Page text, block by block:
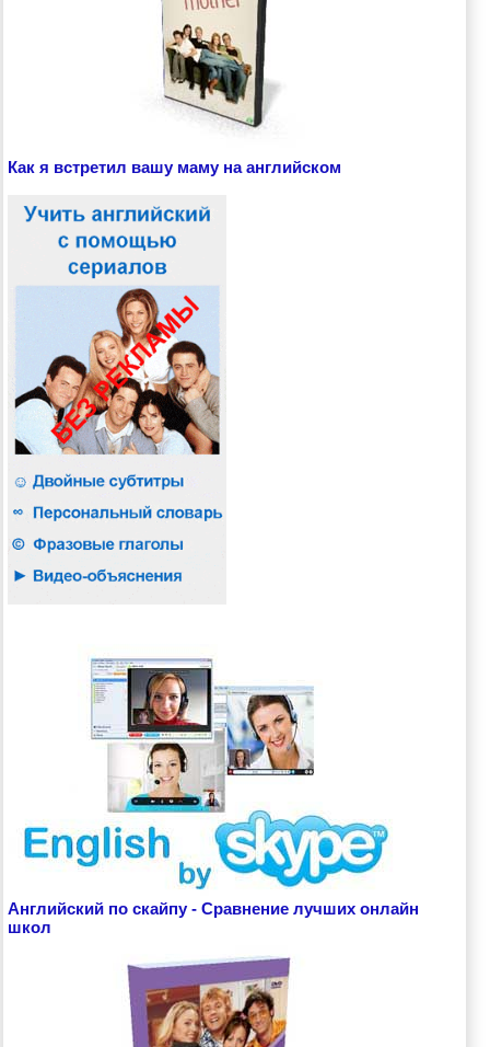
Как я встретил вашу маму на английском
Английский по скайпу - Сравнение лучших онлайн
школ